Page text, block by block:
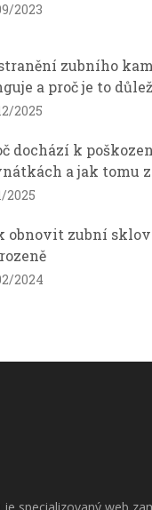
2023
zubního
a proč je to
2025
dochází k
a jak tomu
2025
obnovit zubní
2024